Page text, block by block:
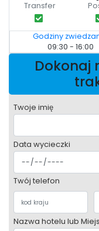
Transfer
Godziny
09:30 - 16:00
Dokonaj
Twoje imię
Data wycieczki
Twój telefon
Nazwa hotelu lub